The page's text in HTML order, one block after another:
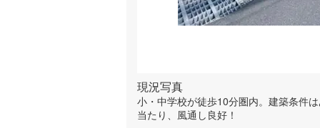
現況写真
小・中学校が徒歩10分圏内。建築条件
当たり、風通し良好！